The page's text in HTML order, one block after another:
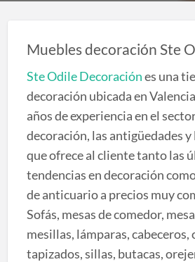
Muebles decoración Ste
Ste Odile Decoraciónes una
decoración ubicada en
años de experiencia en el
decoración, las antigüedades
que ofrece al cliente tanto las
tendencias en decoración
de anticuario a precios muy
Sofás, mesas de comedor,
mesillas, lámparas, cabeceros,
tapizados, sillas, butacas,